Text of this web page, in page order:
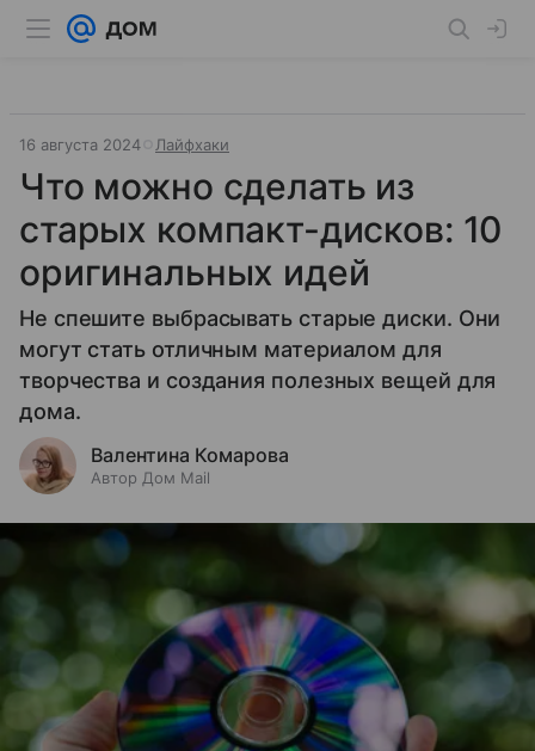
16 августа 2024 Лайфхаки
Что можно сделать из
старых компакт-дисков: 10
оригинальных идей
Не спешите выбрасывать старые диски. Они
могут стать отличным материалом для
творчества и создания полезных вещей для
дома.
Валентина Комарова
Автор Дом Mail